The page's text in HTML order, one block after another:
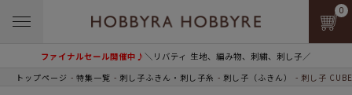
ファイナルセール開催中♪＼リバティ 生地、編み物、刺繍、刺し子／
0
トップページ 特集一覧 刺し子ふきん・刺し子糸 刺し子（ふきん） 刺し子